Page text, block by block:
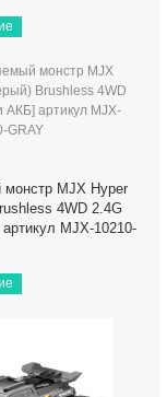
MJX Hyper
4WD 2.4G
MJX-10210-